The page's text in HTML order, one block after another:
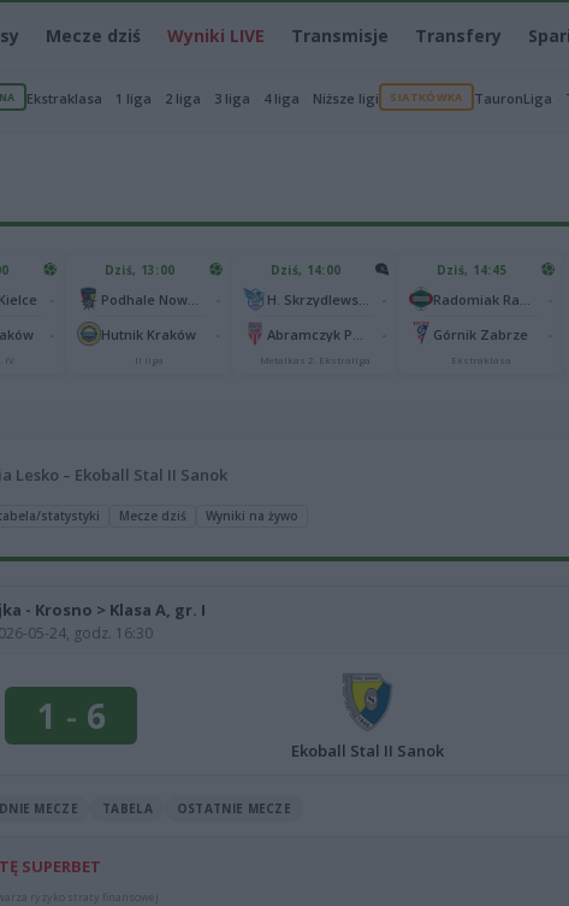
Mecze dziś Wyniki LIVE Transmisje Transfery
Ekstraklasa 1 liga 2 liga 3 liga 4 liga Niższe ligi SIATKÓWKA TauronLiga
Dziś, 13:00
Hutnik Kraków
II liga
Dziś, 14:00
Metalkas 2. Ekstraliga
Dziś, 14:45
Górnik Zabrze
Ekstraklasa
Lesko – Ekoball Stal II Sanok
statystyki Mecze dziś Wyniki na żywo
- Krosno > Klasa A, gr. I
05-24, godz. 16:30
1 - 6
Ekoball Stal II Sanok
MECZE TABELA OSTATNIE MECZE
SUPERBET
ryzyko straty finansowej.